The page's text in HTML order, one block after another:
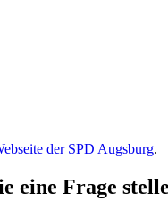
der SPD Augsburg.
eine Frage